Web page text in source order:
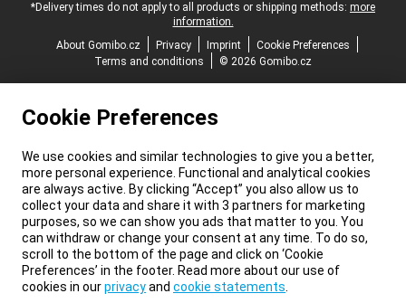
*Delivery times do not apply to all products or shipping methods: more
information.
About Gomibo.cz
Privacy Imprint
Cookie Preferences
Terms and conditions
© 2026 Gomibo.cz
Cookie Preferences
We use cookies and similar technologies to give you a better,
more personal experience. Functional and analytical cookies
are always active. By clicking “Accept” you also allow us to
collect your data and share it with 3 partners for marketing
purposes, so we can show you ads that matter to you. You
can withdraw or change your consent at any time. To do so,
scroll to the bottom of the page and click on ‘Cookie
Preferences’ in the footer. Read more about our use of
cookies in ourprivacyand cookie statements